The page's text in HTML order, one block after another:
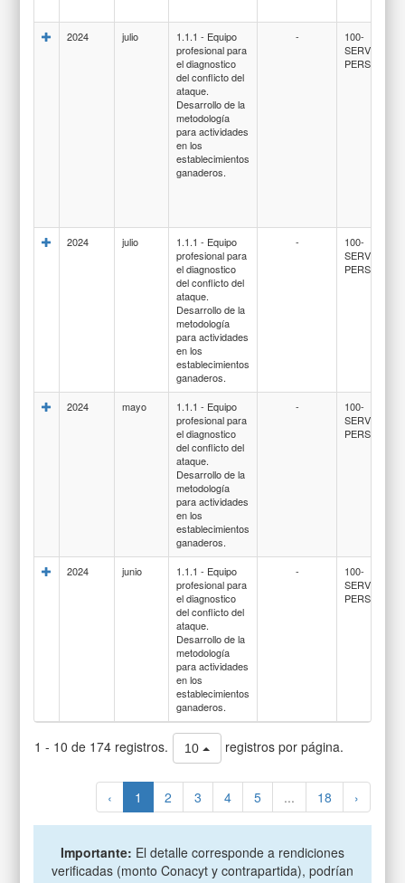
2024 julio
1.1.1 - Equipo
profesional para
el diagnostico
del conflicto del
ataque.
Desarrollo de la
metodología
para actividades
en los
establecimientos
ganaderos.
-
100-
SERVICIOS
2024 julio
1.1.1 - Equipo
profesional para
el diagnostico
del conflicto del
ataque.
Desarrollo de la
metodología
para actividades
en los
establecimientos
ganaderos.
-
100-
SERVICIOS
2024 mayo
1.1.1 - Equipo
profesional para
el diagnostico
del conflicto del
ataque.
Desarrollo de la
metodología
para actividades
en los
establecimientos
ganaderos.
-
100-
SERVICIOS
2024 junio
1.1.1 - Equipo
profesional para
el diagnostico
del conflicto del
ataque.
Desarrollo de la
metodología
para actividades
en los
establecimientos
ganaderos.
-
100-
SERVICIOS
1 - 10 de 174 registros. 10 registros por página.
‹ 1 2 3 4 5 ... 18 ›
Importante: El detalle corresponde a rendiciones
verificadas (monto Conacyt y contrapartida), podrían